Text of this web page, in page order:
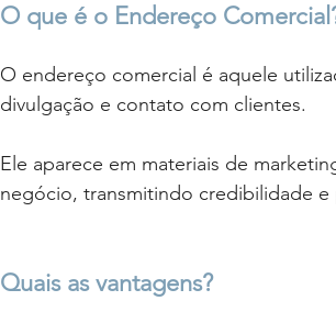
O que é o Endereço
O endereço comercial é aquele
divulgação e contato com clientes.
Ele aparece em materiais de
negócio, transmitindo credibilidade e
Quais as vantagens?